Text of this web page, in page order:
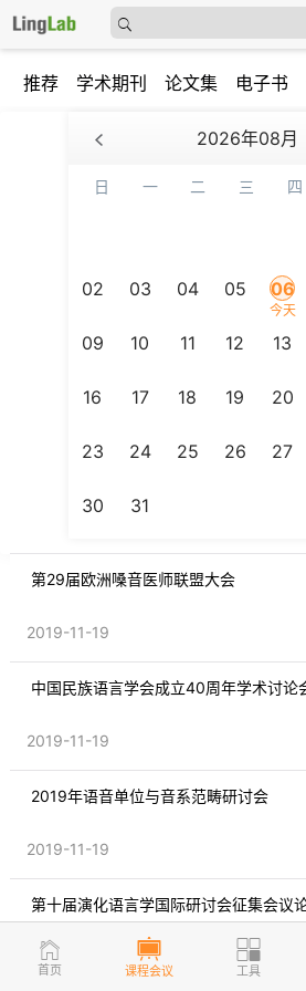
推荐 学术期刊 论文集 电子书
2026年08月
日 一 二 三 四
02 03 04 05 06
今天
09 10 11 12 13
16 17 18 19 20
23 24 25 26 27
30 31
2019-11-19
2019-11-19
2019-11-19
2019-11-19
首页 课程会议 工具